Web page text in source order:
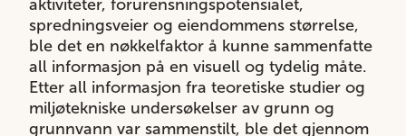
aktiviteter, forurensningspotensialet,
spredningsveier og eiendommens størrelse,
ble det en nøkkelfaktor å kunne sammenfatte
all informasjon på en visuell og tydelig måte.
Etter all informasjon fra teoretiske studier og
miljøtekniske undersøkelser av grunn og
grunnvann var sammenstilt, ble det gjennom